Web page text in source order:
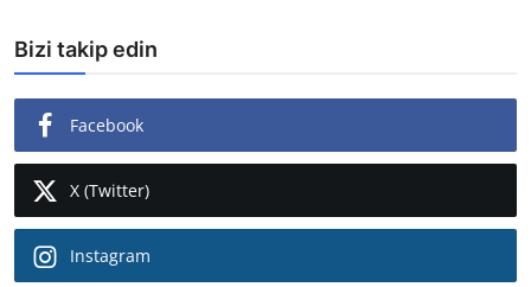
Bizi takip edin
Facebook
X (Twitter)
Instagram